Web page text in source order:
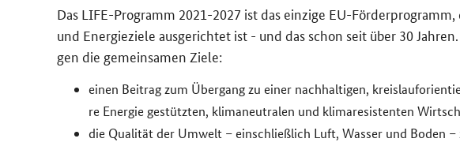
Das LIFE-​Programm 2021-​2027 ist das ein­zi­ge EU-​
und En­er­gie­zie­le aus­ge­rich­tet ist - und das schon seit über 30
gen die ge­mein­sa­men Ziele:
einen Bei­trag zum Über­gang zu einer nach­hal­ti­gen,
re En­er­gie ge­stütz­ten, kli­ma­neu­tra­len und kli­ma­re­sis­ten­ten
die Qua­li­tät der Um­welt – ein­schließ­lich Luft, Was­ser und Boden